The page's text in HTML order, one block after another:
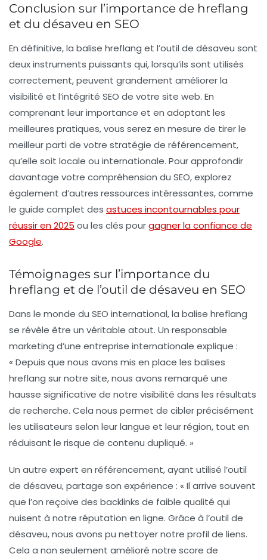
Conclusion sur l’importance de hreflang
et du désaveu en SEO
En définitive, la balise hreflang et l’outil de désaveu sont
deux instruments puissants qui, lorsqu’ils sont utilisés
correctement, peuvent grandement améliorer la
visibilité et l’intégrité SEO de votre site web. En
comprenant leur importance et en adoptant les
meilleures pratiques, vous serez en mesure de tirer le
meilleur parti de votre stratégie de référencement,
qu’elle soit locale ou internationale. Pour approfondir
davantage votre compréhension du SEO, explorez
également d’autres ressources intéressantes, comme
le guide complet des astuces incontournables pour
réussir en 2025 ou les clés pourgagner la confiance de
Google.
Témoignages sur l’importance du
hreflang et de l’outil de désaveu en SEO
Dans le monde du SEO international, la balise hreflang
se révèle être un véritable atout. Un responsable
marketing d’une entreprise internationale explique :
« Depuis que nous avons mis en place les balises
hreflang sur notre site, nous avons remarqué une
hausse significative de notre visibilité dans les résultats
de recherche. Cela nous permet de cibler précisément
les utilisateurs selon leur langue et leur région, tout en
réduisant le risque de contenu dupliqué. »
Un autre expert en référencement, ayant utilisé l’outil
de désaveu, partage son expérience : « Il arrive souvent
que l’on reçoive des backlinks de faible qualité qui
nuisent à notre réputation en ligne. Grâce à l’outil de
désaveu, nous avons pu nettoyer notre profil de liens.
Cela a non seulement amélioré notre score de